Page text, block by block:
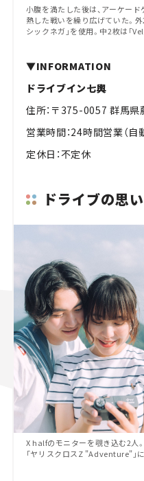
小腹を満たした後は、アーケー
熱した戦いを繰り広げていた。
シックネガ」を使用。中2枚は「
▼INFORMATION
ドライブイン七輿
住所：〒375-0057 群馬
営業時間：24時間営業（自
定休日：不定休
ドライブの思
X halfのモニターを覗き込む2人
「ヤリスクロスZ "Adventure"」